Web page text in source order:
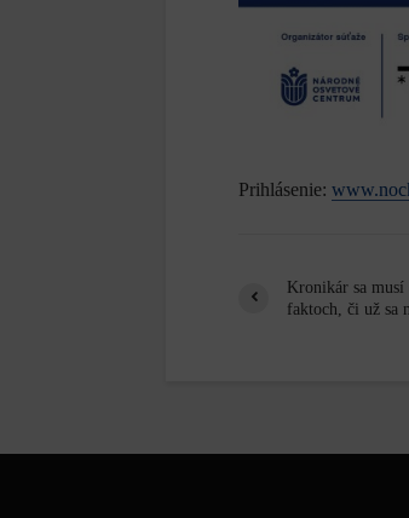
Prihlásenie:
Kronikár sa
faktoch, či už sa